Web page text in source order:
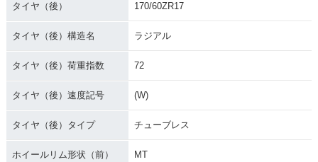
タイヤ（後） 170/60ZR17
タイヤ（後）構造名 ラジアル
タイヤ（後）荷重指数 72
タイヤ（後）速度記号 (W)
タイヤ（後）タイプ チューブレス
ホイールリム形状（前） MT